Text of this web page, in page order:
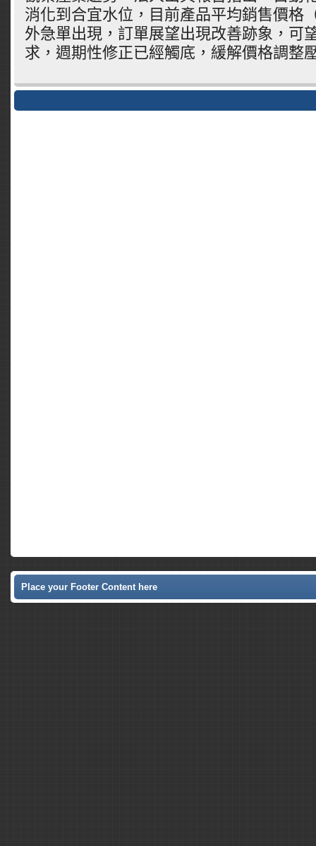
消化到合宜水位，目前產品平均銷售價格
外急單出現，訂單展望出現改善跡象，可
求，週期性修正已經觸底，緩解價格調整
Place your Footer Content here